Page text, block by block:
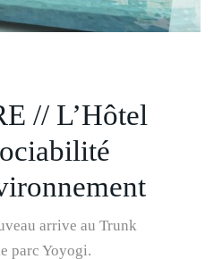
// L’Hôtel
arrive au Trunk
parc Yoyogi.